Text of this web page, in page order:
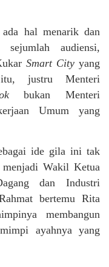
hal menarik dan
sejumlah audiensi,
Smart City yang
itu, justru Menteri
bukan Menteri
Umum yang
ide gila ini tak
menjadi Wakil Ketua
dan Industri
bertemu Rita
membangun
ayahnya yang